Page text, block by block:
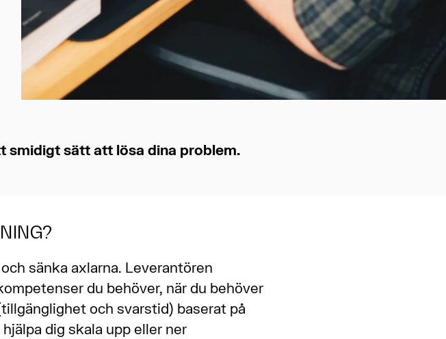
smidigt sätt att lösa dina problem.
sänka axlarna. Leverantören
du behöver, när du behöver
och svarstid) baserat på
dig skala upp eller ner